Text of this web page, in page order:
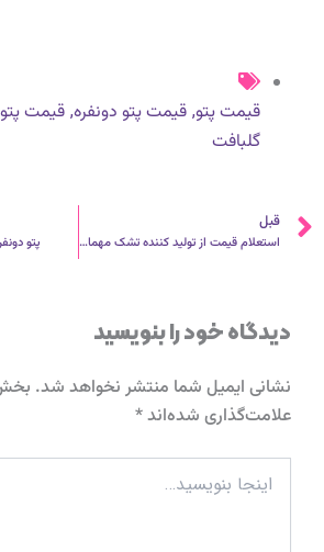
قیمت پتو, قیمت پتو دونفره, قیمت
گلبافت
قبلی
قبل
استعلام قیمت از تولید کننده تشک مهمان در اصفهان پتو
دیدگاه‌ خود را بنویسید
نشانی ایمیل شما منتشر نخواهد شد.
علامت‌گذاری شده‌اند*
اینجا
بنویسید…